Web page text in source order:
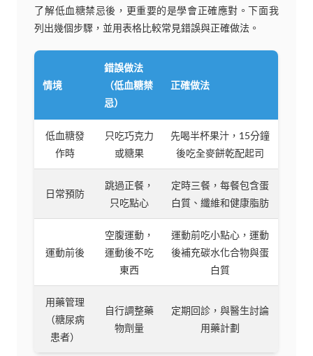
了解低血糖禁忌後，更重要的是學會正確應對。下面我
列出幾個步驟，並用表格比較常見錯誤與正確做法。
情境
錯誤做法
（低血糖禁
忌）
正確做法
低血糖發
作時
只吃巧克力
或糖果
先喝半杯果汁，15分鐘
後吃全麥餅乾配起司
日常預防
跳過正餐，
只吃點心
定時三餐，每餐包含蛋
白質、纖維和健康脂肪
運動前後
空腹運動，
運動後不吃
東西
運動前吃小點心，運動
後補充碳水化合物與蛋
白質
用藥管理
（糖尿病
患者）
自行調整藥
物劑量
定期回診，與醫生討論
用藥計劃